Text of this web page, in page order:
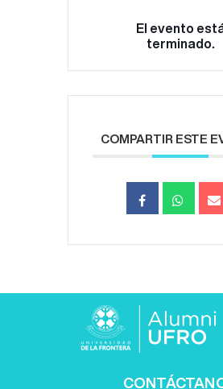
El evento
terminado.
COMPARTIR ESTE